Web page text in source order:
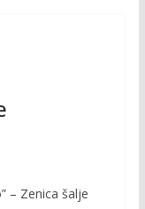
– Zenica šalje